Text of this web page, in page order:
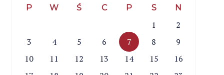
P W Ś C P S N
1
2
3
4 5 6 7 8
9
10
11 12 13 14 15
16